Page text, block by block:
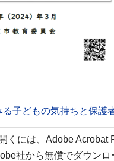
る子どもの気持ちと保
くには、Adobe Acrobat
社から無償でダウン